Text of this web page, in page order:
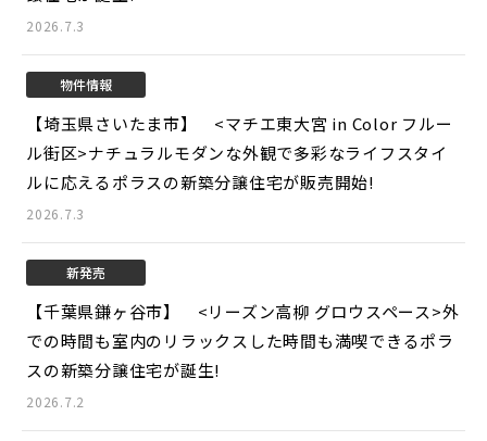
2026.7.3
物件情報
【埼玉県さいたま市】 <マチエ東大宮 in Color フルー
ル街区>ナチュラルモダンな外観で多彩なライフスタイ
ルに応えるポラスの新築分譲住宅が販売開始!
2026.7.3
新発売
【千葉県鎌ヶ谷市】 <リーズン高柳 グロウスペース>外
での時間も室内のリラックスした時間も満喫できるポラ
スの新築分譲住宅が誕生!
2026.7.2